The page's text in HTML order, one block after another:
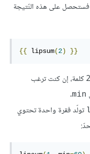
على هذه النّتيجة
{{ lipsum(2) }}
الحدّ الأدنى لعدد الكلمات في كلّ فقرة هو 20 كلمة، إن كنت ترغب
min
.
تولّد فقرة واحدة تحتوي